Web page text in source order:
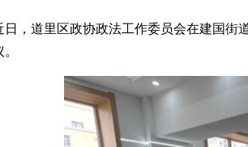
道里区政协政法工作委员会在建国街道